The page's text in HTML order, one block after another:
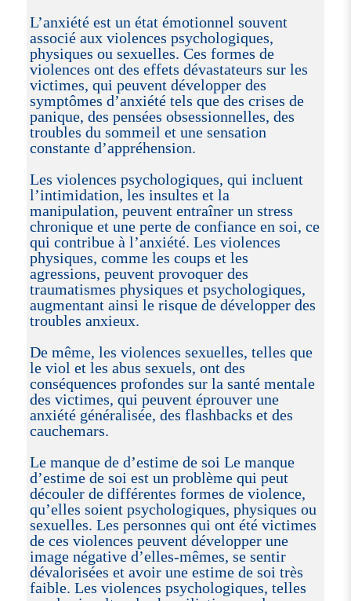
L’anxiété est un état émotionnel souvent
associé aux violences psychologiques,
physiques ou sexuelles. Ces formes de
violences ont des effets dévastateurs sur les
victimes, qui peuvent développer des
symptômes d’anxiété tels que des crises de
panique, des pensées obsessionnelles, des
troubles du sommeil et une sensation
constante d’appréhension.
Les violences psychologiques, qui incluent
l’intimidation, les insultes et la
manipulation, peuvent entraîner un stress
chronique et une perte de confiance en soi, ce
qui contribue à l’anxiété. Les violences
physiques, comme les coups et les
agressions, peuvent provoquer des
traumatismes physiques et psychologiques,
augmentant ainsi le risque de développer des
troubles anxieux.
De même, les violences sexuelles, telles que
le viol et les abus sexuels, ont des
conséquences profondes sur la santé mentale
des victimes, qui peuvent éprouver une
anxiété généralisée, des flashbacks et des
cauchemars.
Le manque de d’estime de soi Le manque
d’estime de soi est un problème qui peut
découler de différentes formes de violence,
qu’elles soient psychologiques, physiques ou
sexuelles. Les personnes qui ont été victimes
de ces violences peuvent développer une
image négative d’elles-mêmes, se sentir
dévalorisées et avoir une estime de soi très
faible. Les violences psychologiques, telles